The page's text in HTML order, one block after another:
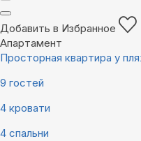
Добавить в Избранное
Апартамент
Просторная квартира у
9 гостей
4 кровати
4 спальни